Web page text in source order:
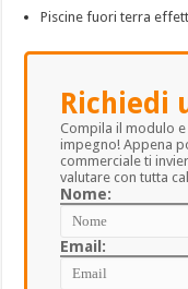
Piscine fuori terra
Richiedi
Compila il modulo
impegno! Appena
commerciale ti
valutare con tutta
Nome:
Email: